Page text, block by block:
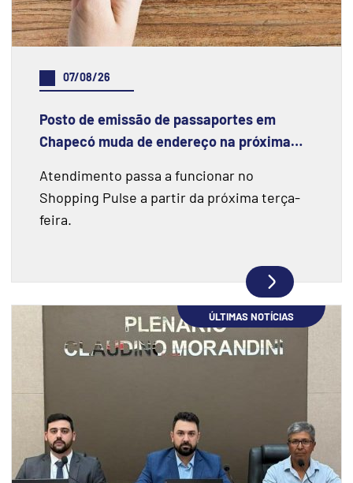
07/08/26
Posto de emissão de passaportes em
Chapecó muda de endereço na próxima
Atendimento passa a funcionar no
Shopping Pulse a partir da próxima terça-
feira.
ÚLTIMAS NOTÍCIAS